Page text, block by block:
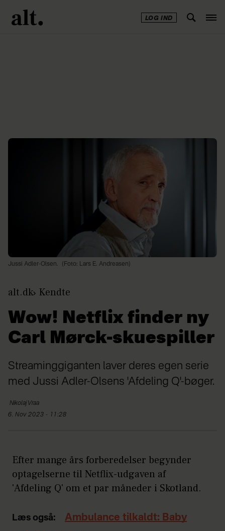
LOG IND
Jussi Adler-Olsen. (Foto: Lars E. Andreasen)
alt.dk Kendte
Wow! Netflix finder ny
Carl Mørck-skuespiller
Streaminggiganten laver deres egen serie
med Jussi Adler-Olsens 'Afdeling Q'-bøger.
Nikolaj Vraa
6. Nov 2023 - 11:28
Efter mange års forberedelser begynder
optagelserne til Netflix-udgaven af
'Afdeling Q' om et par måneder i Skotland.
Læs også:
Ambulance tilkaldt: Baby